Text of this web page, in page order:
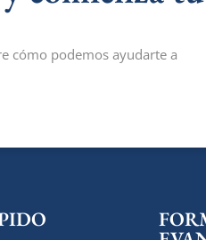
cómo podemos ayudarte a